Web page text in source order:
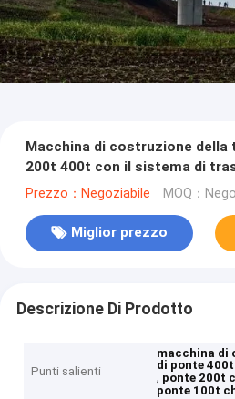
Macchina di costruzione della
200t 400t con il sistema di
automatico
Prezzo：Negoziabile MOQ：
Miglior prezzo
Descrizione Di Prodotto
Punti salienti
macchina di
di ponte 400t
, ponte 200t
ponte 100t